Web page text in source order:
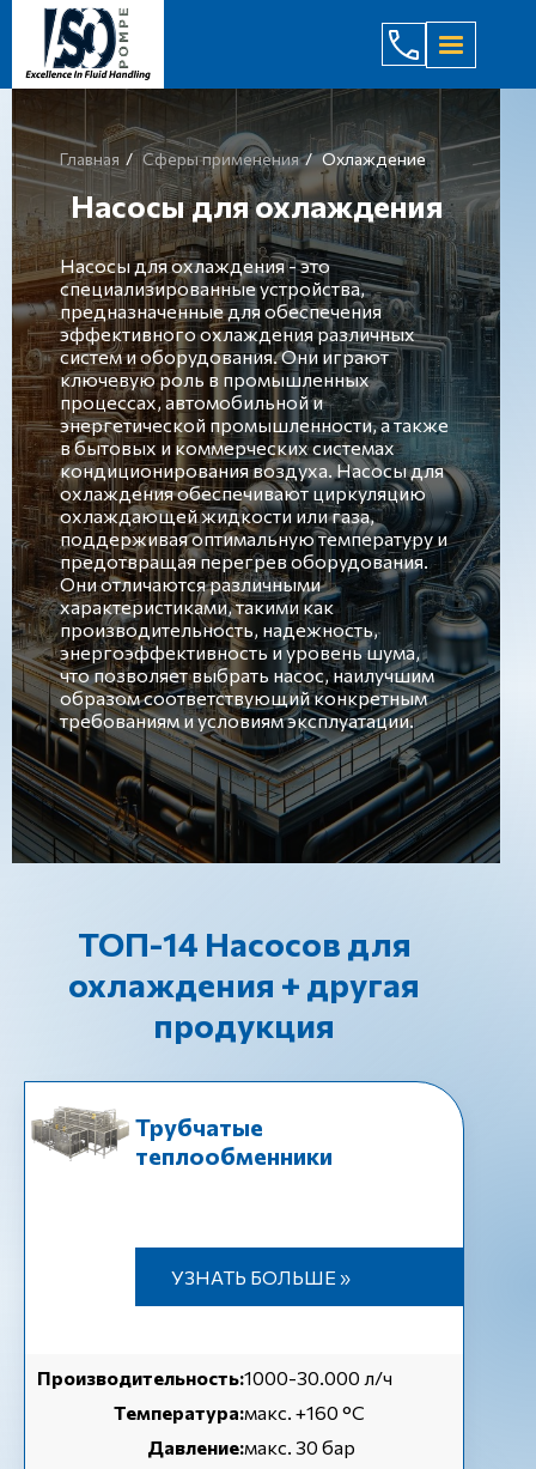
(044)
Главная Сферы применения Охлаждение
Насосы для охлаждения
Насосы для охлаждения - это
специализированные устройства,
предназначенные для обеспечения
эффективного охлаждения различных
систем и оборудования. Они играют
ключевую роль в промышленных
процессах, автомобильной и
энергетической промышленности, а также
в бытовых и коммерческих системах
кондиционирования воздуха. Насосы для
охлаждения обеспечивают циркуляцию
охлаждающей жидкости или газа,
поддерживая оптимальную температуру и
предотвращая перегрев оборудования.
Они отличаются различными
характеристиками, такими как
производительность, надежность,
энергоэффективность и уровень шума,
что позволяет выбрать насос, наилучшим
образом соответствующий конкретным
требованиям и условиям эксплуатации.
ТОП-14 Насосов для
охлаждения + другая
продукция
Трубчатые
теплообменники
УЗНАТЬ БОЛЬШЕ »
Производительность:1000-30.000 л/ч
Температура:макс. +160 °C
Давление:макс. 30 бар